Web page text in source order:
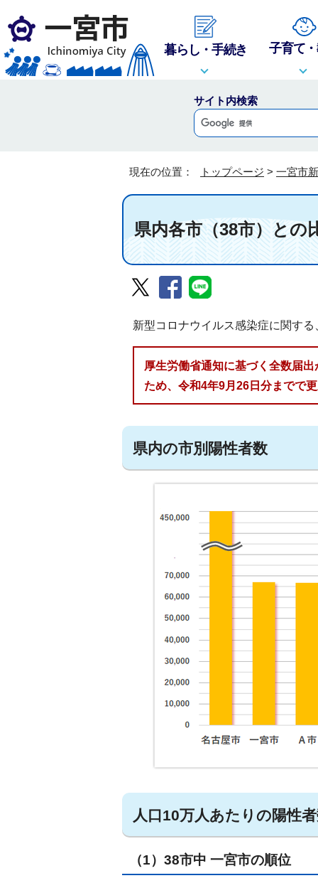
暮らし・手続き 子育て
サイト内検索
現在の位置： トップページ > 一宮市
県内各市（38市）との
新型コロナウイルス感染症に関す
厚生労働省通知に基づく全数届
ため、令和4年9月26日分までで
県内の市別陽性者数
人口10万人あたりの陽性
（1）38市中 一宮市の順位